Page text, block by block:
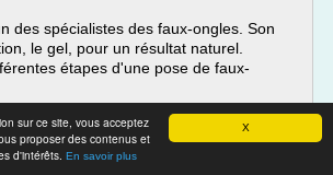
X
sur ce site, vous acceptez
proposer des contenus et
d'intérêts. En savoir plus
des spécialistes des faux-ongles. Son
le gel, pour un résultat naturel.
étapes d'une pose de faux-
plus sur la pose de faux-ongles , je me
des centres de la beauté de l'ongle, à
d'Opéra. Arrivée sur place, j'ai